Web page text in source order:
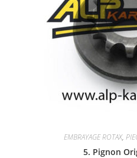
EMBRAYAGE ROTAX,
5. Pignon